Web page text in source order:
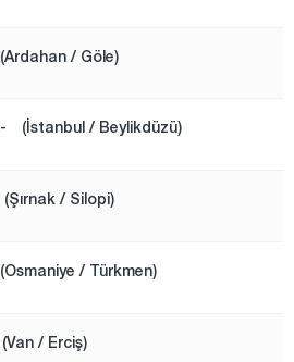
(Ardahan / Göle)
- (İstanbul / Beylikdüzü)
(Şırnak / Silopi)
(Osmaniye / Türkmen)
(Van / Erciş)